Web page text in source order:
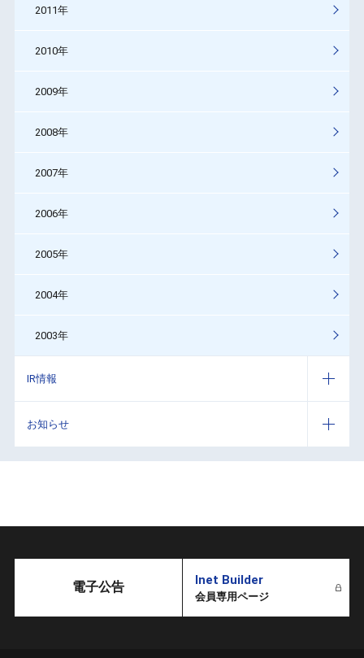
2011年
2010年
2009年
2008年
2007年
2006年
2005年
2004年
2003年
IR情報
お知らせ
電子公告 Inet Builder
会員専用ページ